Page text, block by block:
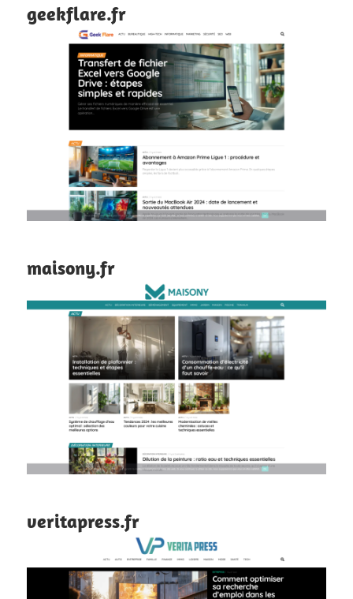
geekflare.fr
maisony.fr
veritapress.fr